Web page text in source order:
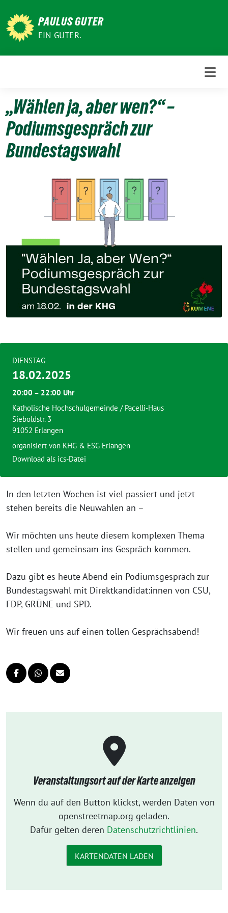
zum
Inhalt
PAULUS GUTER
EIN GUTER.
„Wählen ja, aber wen?“ –
Podiumsgespräch zur
Bundestagswahl
In den letzten Wochen ist viel passiert und jetzt
stehen bereits die Neuwahlen an –
Wir möchten uns heute diesem komplexen Thema
stellen und gemeinsam ins Gespräch kommen.
Dazu gibt es heute Abend ein Podiumsgespräch zur
Bundestagswahl mit Direktkandidat:innen von CSU,
FDP, GRÜNE und SPD.
Wir freuen uns auf einen tollen Gesprächsabend!
DIENSTAG
18.02.2025
20:00 – 22:00 Uhr
Katholische Hochschulgemeinde / Pacelli-Haus
Sieboldstr. 3
91052 Erlangen
organisiert von KHG & ESG Erlangen
Download als ics-Datei
Veranstaltungsort auf der Karte anzeigen
Wenn du auf den Button klickst, werden Daten von
openstreetmap.org geladen.
Dafür gelten deren Datenschutzrichtlinien.
KARTENDATEN LADEN